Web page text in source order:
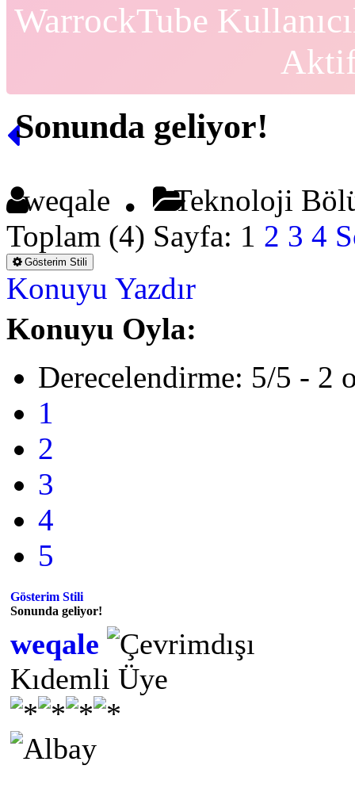
WarrockTube
Sonunda geliyor!
weqale
Teknoloji
Toplam (4) Sayfa: 1 2 3 4
Gösterim Stili
Konuyu Yazdır
Konuyu Oyla:
Derecelendirme: 5/5 - 2
1
2
3
4
5
Gösterim Stili
Sonunda geliyor!
weqale
Kıdemli Üye